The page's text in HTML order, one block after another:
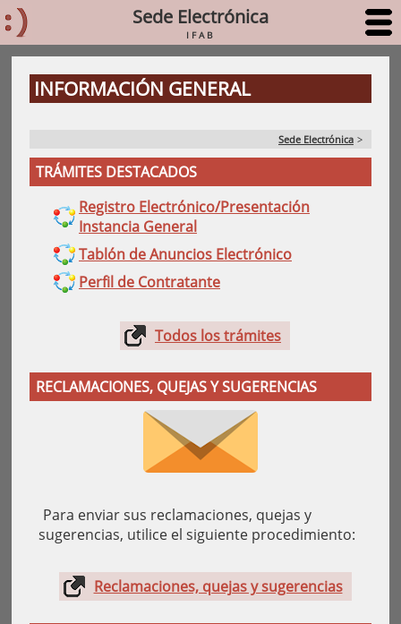
Sede Electrónica
IFAB
INFORMACIÓN GENERAL
Sede Electrónica >
TRÁMITES DESTACADOS
Registro Electrónico/Presentación
Instancia General
Tablón de Anuncios Electrónico
Perfil de Contratante
Todos los trámites
RECLAMACIONES, QUEJAS Y SUGERENCIAS
Para enviar sus reclamaciones, quejas y
sugerencias, utilice el siguiente procedimiento:
Reclamaciones, quejas y sugerencias